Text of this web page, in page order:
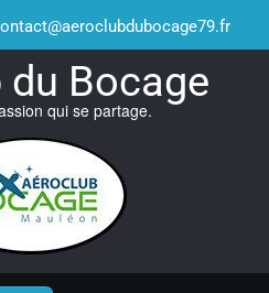
Bocage
qui se partage.